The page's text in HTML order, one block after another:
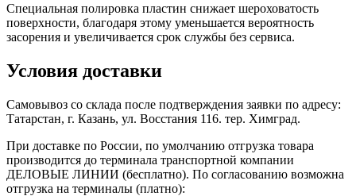
Специальная полировка пластин снижает шероховатость
поверхности, благодаря этому уменьшается вероятность
засорения и увеличивается срок службы без сервиса.
Условия доставки
Самовывоз со склада после подтверждения заявки по адресу:
Татарстан, г. Казань, ул. Восстания 116. тер. Химград.
При доставке по России, по умолчанию отгрузка товара
производится до терминала транспортной компании
ДЕЛОВЫЕ ЛИНИИ (бесплатно). По согласованию возможна
отгрузка на терминалы (платно):